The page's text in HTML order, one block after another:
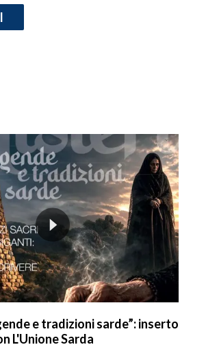
e tradizioni sarde”: inserto
L'Unione Sarda